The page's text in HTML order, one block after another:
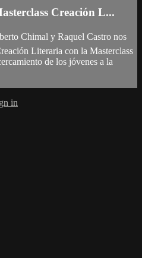
Creación L...
Chimal y Raquel Castro nos
Literaria con la Masterclass
de los jóvenes a la
in